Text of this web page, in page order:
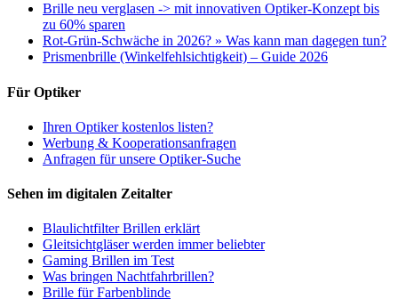
Brille neu verglasen -> mit innovativen Optiker-Konzept bis
zu 60% sparen
Rot-Grün-Schwäche in 2026? » Was kann man dagegen tun?
Prismenbrille (Winkelfehlsichtigkeit) – Guide 2026
Für Optiker
Ihren Optiker kostenlos listen?
Werbung & Kooperationsanfragen
Anfragen für unsere Optiker-Suche
Sehen im digitalen Zeitalter
Blaulichtfilter Brillen erklärt
Gleitsichtgläser werden immer beliebter
Gaming Brillen im Test
Was bringen Nachtfahrbrillen?
Brille für Farbenblinde